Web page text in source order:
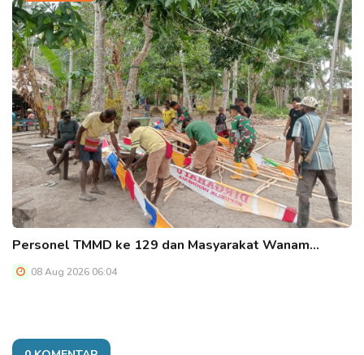
Personel TMMD ke 129 dan Masyarakat Wanam…
08 Aug 2026 06:04